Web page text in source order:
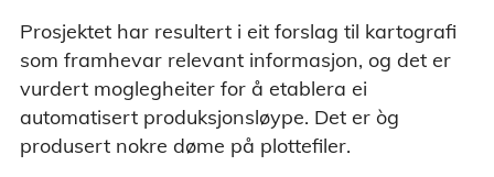
Prosjektet har resultert i eit forslag til kartografi
som framhevar relevant informasjon, og det er
vurdert moglegheiter for å etablera ei
automatisert produksjonsløype. Det er òg
produsert nokre døme på plottefiler.